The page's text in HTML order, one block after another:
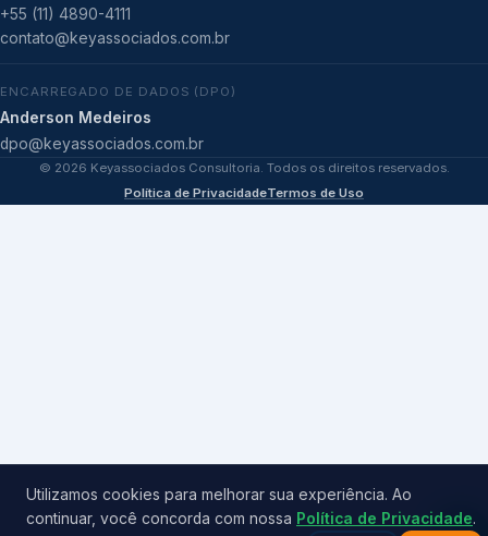
+55 (11) 4890-4111
contato@keyassociados.com.br
ENCARREGADO DE DADOS (DPO)
Anderson Medeiros
dpo@keyassociados.com.br
© 2026 Keyassociados Consultoria. Todos os direitos reservados.
Política de PrivacidadeTermos de Uso
Utilizamos cookies para melhorar sua experiência. Ao
continuar, você concorda com nossa Política de Privacidade.